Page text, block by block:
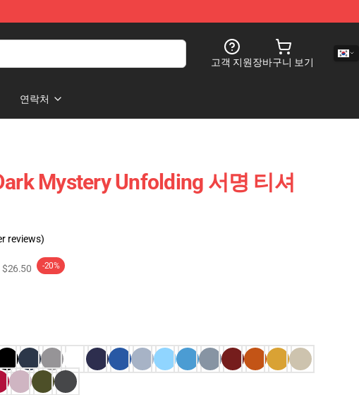
고객 지원장바구니 보기
연락처
Mystery Unfolding 서명 티셔
reviews)
$26.50 -20%